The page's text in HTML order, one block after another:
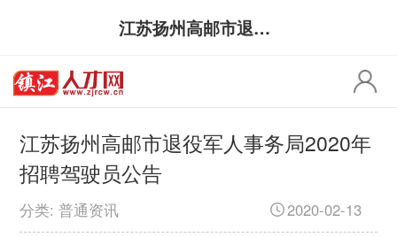
江苏扬州高邮市退役军人事务局2020年招聘驾驶员公告
江苏扬州高邮市退役军人事务局2020年
招聘驾驶员公告
分类: 普通资讯 2020-02-13